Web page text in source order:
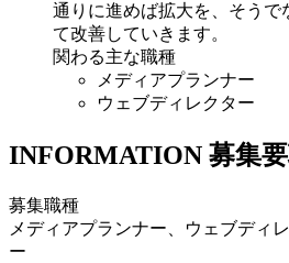
通りに進めば拡大を、そうで
て改善していきます。
関わる主な職種
メディアプランナー
ウェブディレクター
INFORMATION 募集
募集職種
メディアプランナー、ウェブディ
ー